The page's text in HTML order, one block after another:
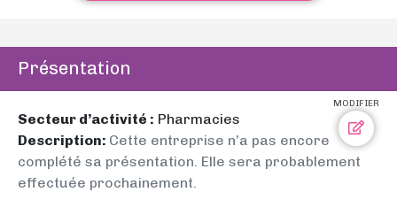
Présentation
MODIFIER
Secteur d’activité : Pharmacies
Description: Cette entreprise n’a pas encore
complété sa présentation. Elle sera probablement
effectuée prochainement.